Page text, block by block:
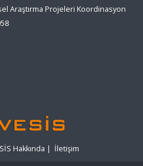
Araştırma Projeleri Koordinasyon
Hakkında | İletişim